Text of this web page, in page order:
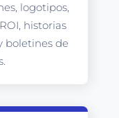
logotipos,
historias
boletines de